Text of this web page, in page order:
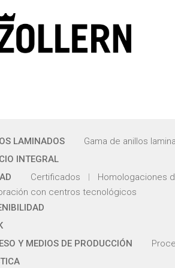
LAMINADOS Gama de anillos
INTEGRAL
Certificados Homologaciones
con centros tecnológicos
Y MEDIOS DE PRODUCCIÓN